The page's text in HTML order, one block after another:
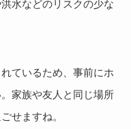
水などのリスクの少な
ているため、事前にホ
家族や友人と同じ場所
せますね。